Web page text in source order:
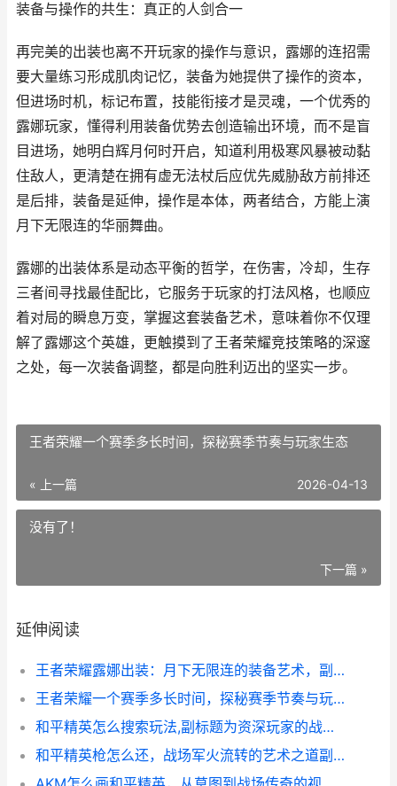
装备与操作的共生：真正的人剑合一
再完美的出装也离不开玩家的操作与意识，露娜的连招需
要大量练习形成肌肉记忆，装备为她提供了操作的资本，
但进场时机，标记布置，技能衔接才是灵魂，一个优秀的
露娜玩家，懂得利用装备优势去创造输出环境，而不是盲
目进场，她明白辉月何时开启，知道利用极寒风暴被动黏
住敌人，更清楚在拥有虚无法杖后应优先威胁敌方前排还
是后排，装备是延伸，操作是本体，两者结合，方能上演
月下无限连的华丽舞曲。
露娜的出装体系是动态平衡的哲学，在伤害，冷却，生存
三者间寻找最佳配比，它服务于玩家的打法风格，也顺应
着对局的瞬息万变，掌握这套装备艺术，意味着你不仅理
解了露娜这个英雄，更触摸到了王者荣耀竞技策略的深邃
之处，每一次装备调整，都是向胜利迈出的坚实一步。
王者荣耀一个赛季多长时间，探秘赛季节奏与玩家生态
« 上一篇 2026-04-13
没有了！
下一篇 »
延伸阅读
王者荣耀露娜出装：月下无限连的装备艺术，副标题：从入门到精通的装备选择与实战节奏
王者荣耀一个赛季多长时间，探秘赛季节奏与玩家生态
和平精英怎么搜索玩法,副标题为资深玩家的战场洞察与策略精要
和平精英枪怎么还，战场军火流转的艺术之道副标题